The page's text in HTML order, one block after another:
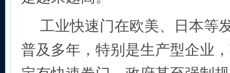
工业快速门在欧美、日本等
普及多年，特别是生产型企业